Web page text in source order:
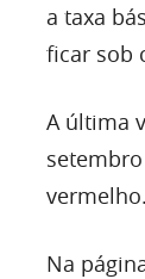
a taxa
ficar sob
A última
vermelho.
Na